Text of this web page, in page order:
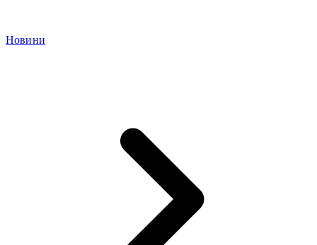
Новини